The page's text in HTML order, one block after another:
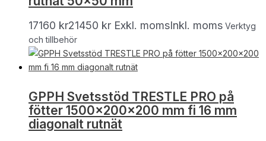
17160 kr21450 kr Exkl. momsInkl. moms Verktyg
och tillbehör
GPPH Svetsstöd TRESTLE PRO på
fötter 1500x200x200 mm fi 16 mm
diagonalt rutnät